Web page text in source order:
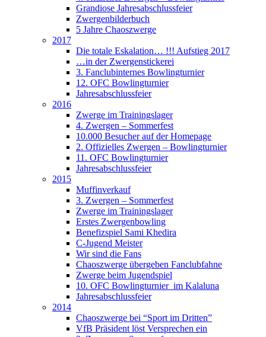
Grandiose Jahresabschlussfeier
Zwergenbilderbuch
5 Jahre Chaoszwerge
2017
Die totale Eskalation… !!! Aufstieg 2017
…in der Zwergenstickerei
3. Fanclubinternes Bowlingturnier
12. OFC Bowlingturnier
Jahresabschlussfeier
2016
Zwerge im Trainingslager
4. Zwergen – Sommerfest
10.000 Besucher auf der Homepage
2. Offizielles Zwergen – Bowlingturnier
11. OFC Bowlingturnier
Jahresabschlussfeier
2015
Muffinverkauf
3. Zwergen – Sommerfest
Zwerge im Trainingslager
Erstes Zwergenbowling
Benefizspiel Sami Khedira
C-Jugend Meister
Wir sind die Fans
Chaoszwerge übergeben Fanclubfahne
Zwerge beim Jugendspiel
10. OFC Bowlingturnier im Kalaluna
Jahresabschlussfeier
2014
Chaoszwerge bei “Sport im Dritten”
VfB Präsident löst Versprechen ein